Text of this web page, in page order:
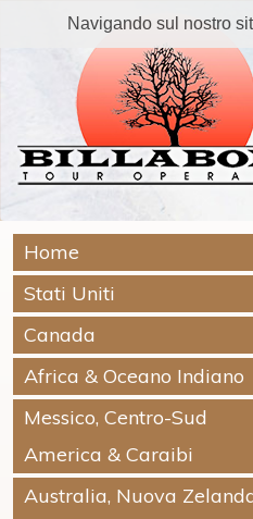
Home
Stati Uniti
Canada
Africa & Oceano Indiano
Messico, Centro-Sud
America & Caraibi
Australia, Nuova
Navigando sul nostro